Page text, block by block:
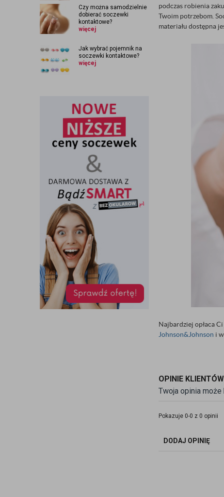
Czy można samodzielnie
dobierać soczewki
kontaktowe?
więcej
Jak wybrać pojemnik na
soczewki kontaktowe?
więcej
podczas robienia
Twoim potrzebom.
materiału dostępna
Najbardziej opłaca
Johnson&Johnson i
OPINIE KLIENTÓW
Twoja opinia
Pokazuje 0-0 z 0 opinii
DODAJ OPINIĘ